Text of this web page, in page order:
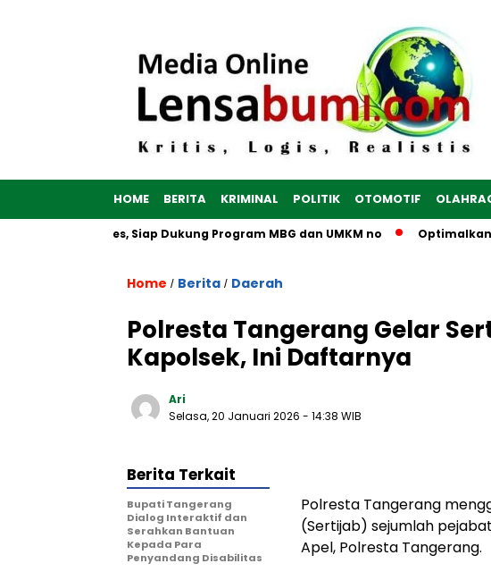
HOME BERITA KRIMINAL POLITIK OTOMOTIF
di Brebes, Siap Dukung Program MBG dan UMKM no Optimalkan
Home / Berita / Daerah
Polresta Tangerang Gelar
Kapolsek, Ini Daftarnya
Ari
Selasa, 20 Januari 2026 - 14:38 WIB
Polresta Tangerang
(Sertijab) sejumlah
Apel, Polresta Tangerang.
Berita Terkait
Bupati Tangerang
Dialog Interaktif dan
Serahkan Bantuan
Kepada Para
Penyandang Disabilitas